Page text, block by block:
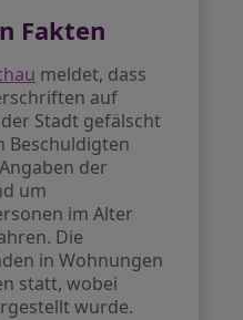
Fakten
meldet, dass
auf
Stadt gefälscht
Beschuldigten
der
um
im Alter
Die
in Wohnungen
statt, wobei
wurde.